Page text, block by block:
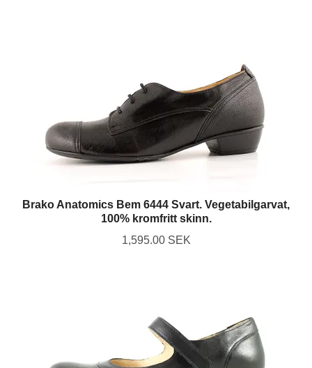
Brako Anatomics Bem 6444 Svart. Vegetabilgarvat,
100% kromfritt skinn.
1,595.00 SEK